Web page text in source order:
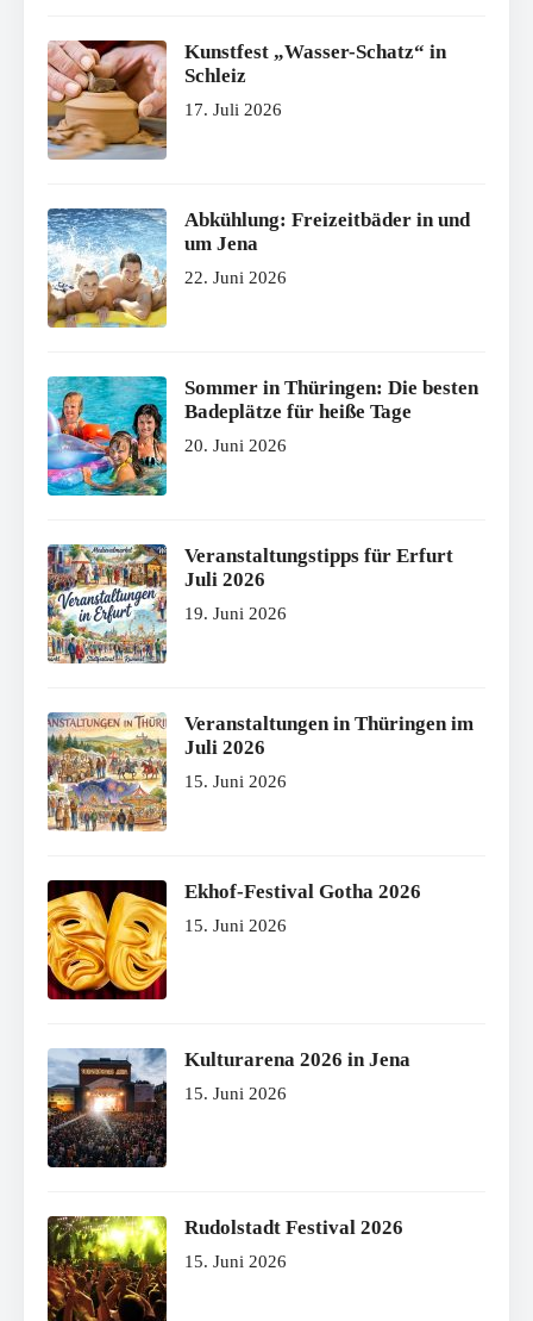
Kunstfest „Wasser-Schatz“ in
Schleiz
17. Juli 2026
Abkühlung: Freizeitbäder in und
um Jena
22. Juni 2026
Sommer in Thüringen: Die besten
Badeplätze für heiße Tage
20. Juni 2026
Veranstaltungstipps für Erfurt
Juli 2026
19. Juni 2026
Veranstaltungen in Thüringen im
Juli 2026
15. Juni 2026
Ekhof-Festival Gotha 2026
15. Juni 2026
Kulturarena 2026 in Jena
15. Juni 2026
Rudolstadt Festival 2026
15. Juni 2026